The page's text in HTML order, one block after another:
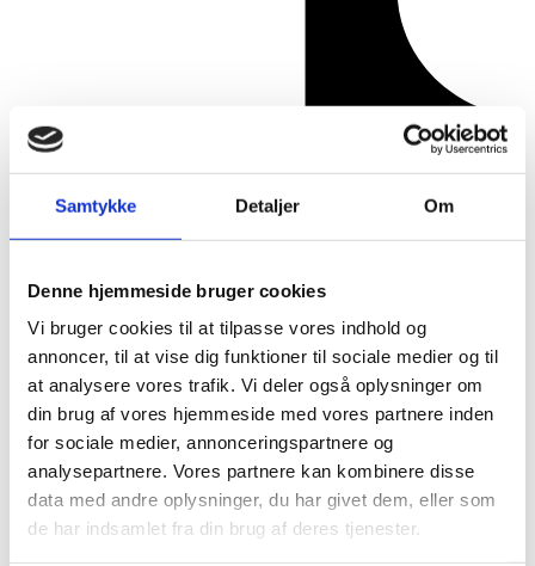
Samtykke Detaljer Om
Denne hjemmeside bruger cookies
Vi bruger cookies til at tilpasse vores indhold og
annoncer, til at vise dig funktioner til sociale medier og til
at analysere vores trafik. Vi deler også oplysninger om
din brug af vores hjemmeside med vores partnere inden
for sociale medier, annonceringspartnere og
analysepartnere. Vores partnere kan kombinere disse
data med andre oplysninger, du har givet dem, eller som
de har indsamlet fra din brug af deres tjenester.